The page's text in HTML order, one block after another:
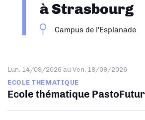
à Strasbourg
Campus de l'Esplanade
Lun. 14/09/2026au Ven. 18/09/2026
ECOLE THÉMATIQUE
Ecole thématique PastoFutur